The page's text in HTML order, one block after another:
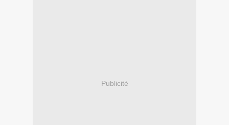
Publicité